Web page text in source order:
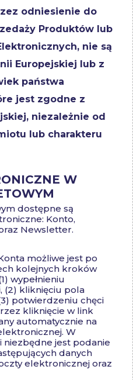
odniesienie do
Produktów lub
nie są
Europejskiej lub z
państwa
jest zgodne z
niezależnie od
lub charakteru
W
dostępne są
Konto,
Newsletter.
możliwe jest po
kolejnych kroków
wypełnieniu
(2) kliknięciu pola
potwierdzeniu chęci
kliknięcie w link
automatycznie na
W
niezbędne jest podanie
danych
elektronicznej oraz